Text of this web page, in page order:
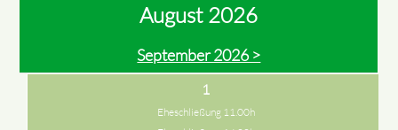
August 2026
September 2026 >
1
Eheschließung 11.00h